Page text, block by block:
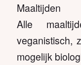
Maaltijden
Alle
veganistisch,
mogelijk